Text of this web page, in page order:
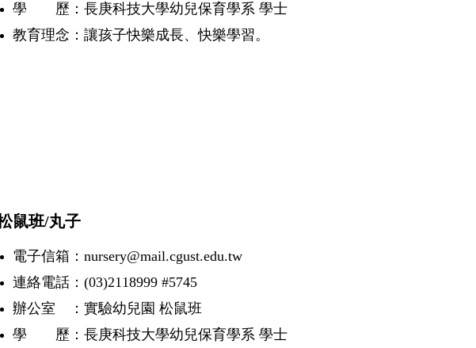
學 歷：長庚科技大學幼兒保育學系 學士
教育理念：讓孩子快樂成長、快樂學習。
班/丸子
電子信箱：nursery@mail.cgust.edu.tw
連絡電話：(03)2118999 #5745
辦公室 ：實驗幼兒園 松鼠班
學 歷：長庚科技大學幼兒保育學系 學士